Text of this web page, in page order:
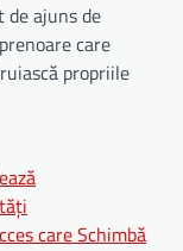
de ajuns de
care
propriile
care Schimbă